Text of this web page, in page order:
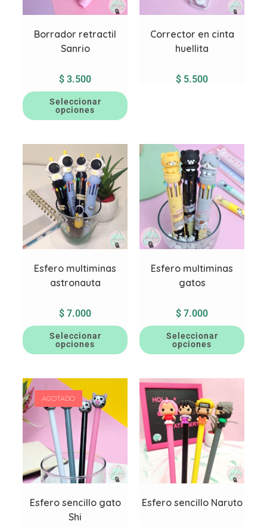
Borrador retractil
Sanrio
$ 3.500
Seleccionar
opciones
Corrector en cinta
huellita
$ 5.500
Esfero multiminas
astronauta
$ 7.000
Seleccionar
opciones
Esfero multiminas
gatos
$ 7.000
Seleccionar
opciones
AGOTADO
Esfero sencillo gato
Shi
Esfero sencillo Naruto